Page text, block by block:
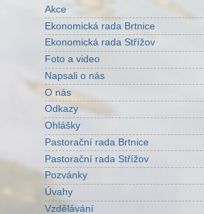
Akce
Ekonomická rada Brtnice
Ekonomická rada Střížov
Foto a video
Napsali o nás
O nás
Odkazy
Ohlášky
Pastorační rada Brtnice
Pastorační rada Střížov
Pozvánky
Úvahy
Vzdělávání